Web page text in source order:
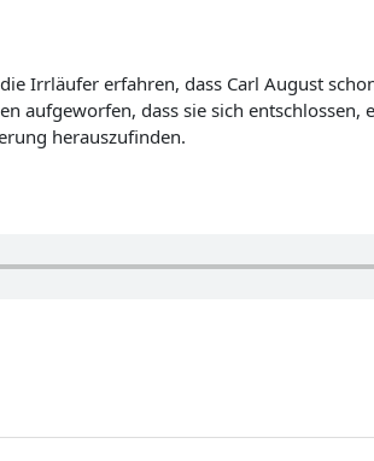
Irrläufer erfahren, dass Carl August
aufgeworfen, dass sie sich entschlossen,
herauszufinden.